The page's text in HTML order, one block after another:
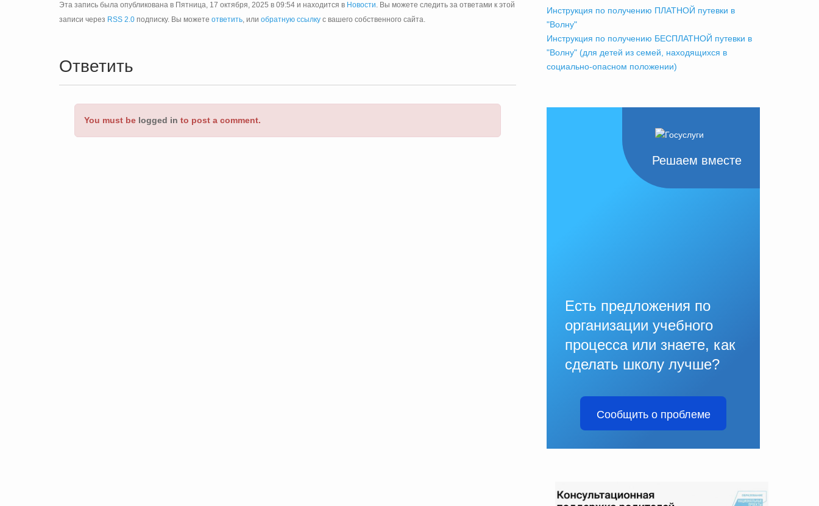
Эта запись была опубликована в Пятница, 17 октября, 2025 в 09:54 и находится в Новости. Вы можете следить за ответами к этой
записи через RSS 2.0 подписку. Вы можете ответить, или обратную ссылку с вашего собственного сайта.
Ответить
You must be logged in to post a comment.
Инструкция по получению ПЛАТНОЙ путевки в
"Волну"
Инструкция по получению БЕСПЛАТНОЙ путевки в
"Волну" (для детей из семей, находящихся в
социально-опасном положении)
Решаем вместе
Есть предложения по
организации учебного
процесса или знаете, как
сделать школу лучше?
Сообщить о проблеме